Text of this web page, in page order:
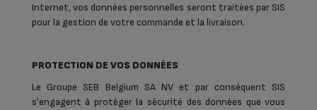
Internet, vos données personnelles seront traitées par SIS
pour la gestion de votre commande et la livraison.
PROTECTION DE VOS DONNÉES
Le Groupe SEB Belgium SA NV et par conséquent SIS
s'engagent à protéger la sécurité des données que vous